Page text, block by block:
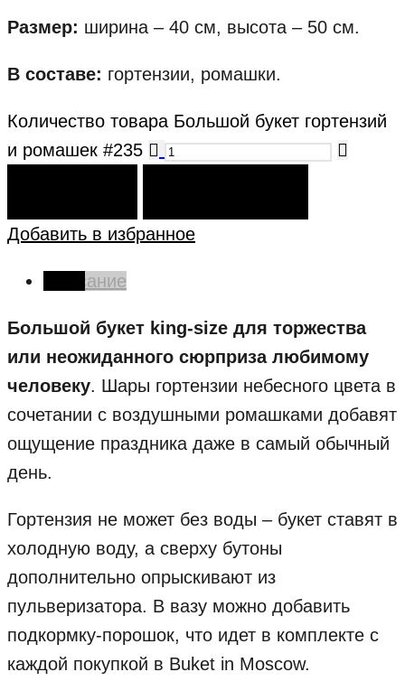
Размер: ширина – 40 см, высота – 50 см.
В составе: гортензии, ромашки.
Количество товара Большой букет гортензий
и ромашек #235
Добавить в избранное
Описание
Большой букет king-size для торжества
или неожиданного сюрприза любимому
человеку. Шары гортензии небесного цвета в
сочетании с воздушными ромашками добавят
ощущение праздника даже в самый обычный
день.
Гортензия не может без воды – букет ставят в
холодную воду, а сверху бутоны
дополнительно опрыскивают из
пульверизатора. В вазу можно добавить
подкормку-порошок, что идет в комплекте с
каждой покупкой в Buket in Moscow.